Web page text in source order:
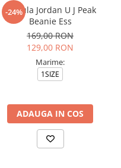
-24%
Caciula Jordan U J Peak
Beanie Ess
169,00 RON
129,00 RON
Marime:
1SIZE
ADAUGA IN COS